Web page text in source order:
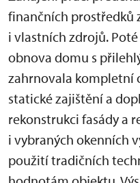
finančních prostředků
i vlastních zdrojů.
obnova domu s
zahrnovala kompletní
statické zajištění a
rekonstrukci fasády a
i vybraných okenních
použití tradičních